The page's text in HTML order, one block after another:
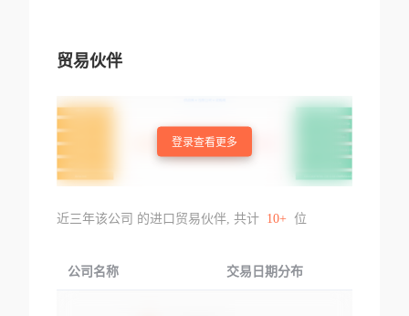
贸易伙伴
登录查看更多
近三年该公司 的进口贸易伙伴, 共计 10+ 位
公司名称 交易日期分布